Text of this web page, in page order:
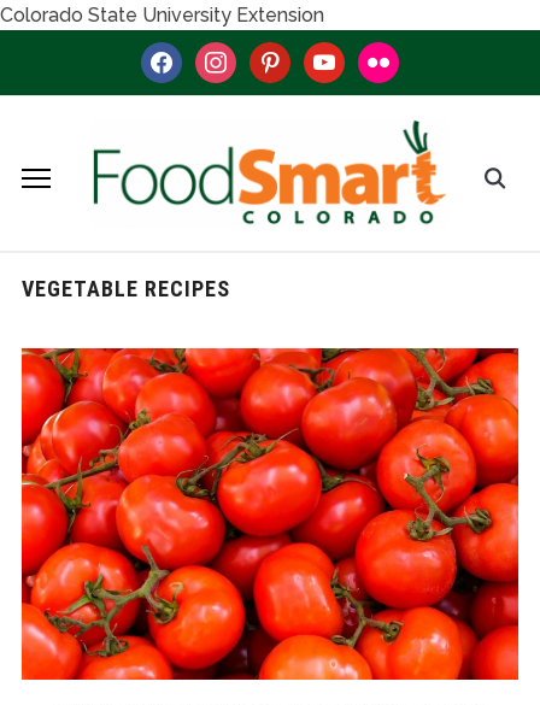
Colorado State University Extension
facebookinstagrampinterestyoutubeflickr
VEGETABLE RECIPES